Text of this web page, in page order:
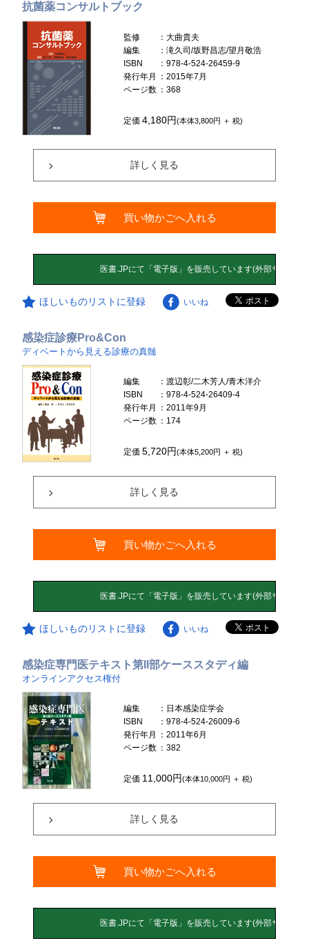
抗菌薬コンサルトブック
監修
：大曲貴夫
編集
：滝久司/坂野昌志/望月敬浩
ISBN
：978-4-524-26459-9
発行年月
：2015年7月
ページ数 ：368
定価4,180円(本体3,800円 ＋ 税)
詳しく見る
買い物かごへ入れる
ほしいものリストに登録 いいね
感染症診療Pro&Con
ディベートから見える診療の真髄
編集
：渡辺彰/二木芳人/青木洋介
ISBN
：978-4-524-26409-4
発行年月
：2011年9月
ページ数 ：174
定価5,720円(本体5,200円 ＋ 税)
詳しく見る
買い物かごへ入れる
ほしいものリストに登録 いいね
感染症専門医テキスト第II部ケーススタディ編
オンラインアクセス権付
編集
：日本感染症学会
ISBN
：978-4-524-26009-6
発行年月
：2011年6月
ページ数 ：382
定価 11,000円(本体10,000円 ＋ 税)
詳しく見る
買い物かごへ入れる